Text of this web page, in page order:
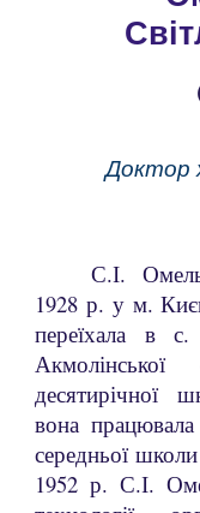
Доктор
С.І.
1928 р. у м.
переїхала в
Акмолінської
десятирічної
вона
середньої
1952 р. С.І.